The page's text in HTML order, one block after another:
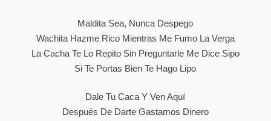
Maldita Sea, Nunca Despego
Wachita Hazme Rico Mientras Me Fumo La Verga
La Cacha Te Lo Repito Sin Preguntarle Me Dice Sipo
Si Te Portas Bien Te Hago Lipo
Dale Tu Caca Y Ven Aquí
Después De Darte Gastamos Dinero